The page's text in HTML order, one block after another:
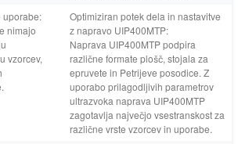
uporabe:
nimajo
vzorcev,
Optimiziran potek dela in nastavitve
z napravo UIP400MTP:
Naprava UIP400MTP podpira
različne formate plošč, stojala za
epruvete in Petrijeve posodice. Z
uporabo prilagodljivih parametrov
ultrazvoka naprava UIP400MTP
zagotavlja največjo vsestranskost za
različne vrste vzorcev in uporabe.